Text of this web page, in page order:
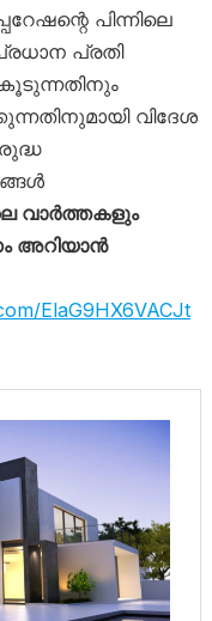
പിന്നിലെ
പ്രതി
വിദേശ
വാർത്തകളും
അറിയാൻ
ElaG9HX6VACJt